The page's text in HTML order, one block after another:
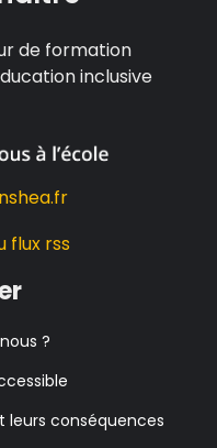
de formation
inclusive
flux rss
?
leurs conséquences